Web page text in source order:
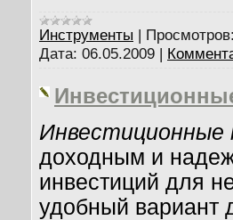
Инструменты |
Дата: 06.05.2009 |
доходным и
инвестиций для
удобный вариант